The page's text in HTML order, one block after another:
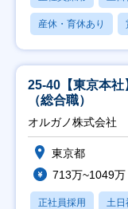
産休・育休あり
25-40【東京本
（総合職）
オルガノ株式会社
東京都
713万~1049万
正社員採用 土日